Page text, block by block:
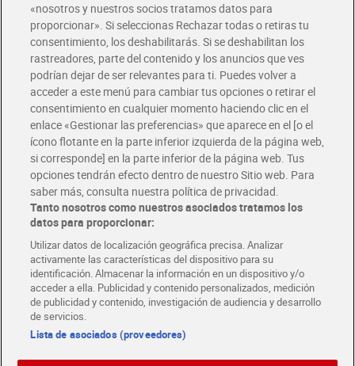
Glovo y Uber Eats
Solicita tu factura de Glovo o Uber Eats
Únete al CLUB Dia
Disfruta las ventajas y ofertas exclusivas.
Descárgate la APP Dia
Folletos y Tiendas
Descubre las mejores ofertas y busca tu tienda más cercana
Tarjeta MaX Dia
Te devuelve hasta 8€/mes de tus compras.
¡Solicita tu tarjeta de crédito aquí!
COMER MEJOR CADA DIA
COLABORA CON DIA ABRE TU TIENDA DIA CORPORATE
«nosotros y nuestros socios tratamos datos para
proporcionar». Si seleccionas Rechazar todas o retiras tu
consentimiento, los deshabilitarás. Si se deshabilitan los
rastreadores, parte del contenido y los anuncios que ves
podrían dejar de ser relevantes para ti. Puedes volver a
acceder a este menú para cambiar tus opciones o retirar el
consentimiento en cualquier momento haciendo clic en el
enlace «Gestionar las preferencias» que aparece en el [o el
ícono flotante en la parte inferior izquierda de la página web,
si corresponde] en la parte inferior de la página web. Tus
opciones tendrán efecto dentro de nuestro Sitio web. Para
saber más, consulta nuestra política de privacidad.
Tanto nosotros como nuestros asociados tratamos los
datos para proporcionar:
Utilizar datos de localización geográfica precisa. Analizar
activamente las características del dispositivo para su
identificación. Almacenar la información en un dispositivo y/o
acceder a ella. Publicidad y contenido personalizados, medición
de publicidad y contenido, investigación de audiencia y desarrollo
de servicios.
Lista de asociados (proveedores)